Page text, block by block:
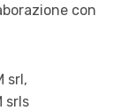
con
srl,
srls